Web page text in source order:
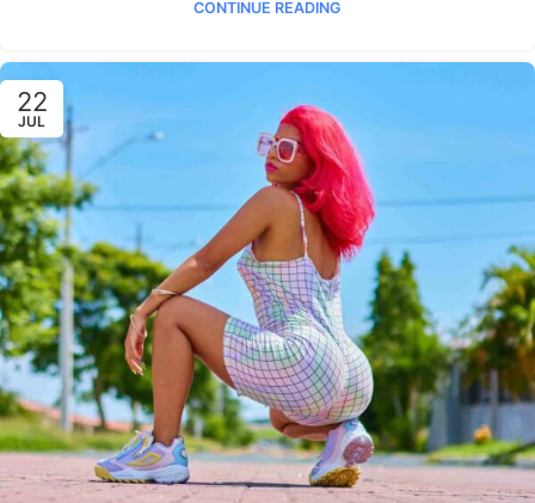
CONTINUE READING
22
JUL